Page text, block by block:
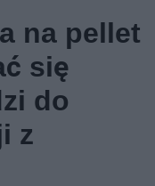
na pellet
się
do
z